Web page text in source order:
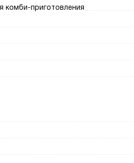
комби-приготовления